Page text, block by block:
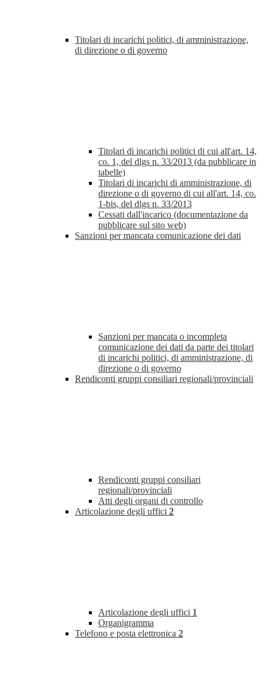
Titolari di incarichi politici, di amministrazione,
di direzione o di governo
Titolari di incarichi politici di cui all'art. 14,
co. 1, del dlgs n. 33/2013 (da pubblicare in
tabelle)
Titolari di incarichi di amministrazione, di
direzione o di governo di cui all'art. 14, co.
1-bis, del dlgs n. 33/2013
Cessati dall'incarico (documentazione da
pubblicare sul sito web)
Sanzioni per mancata comunicazione dei dati
Sanzioni per mancata o incompleta
comunicazione dei dati da parte dei titolari
di incarichi politici, di amministrazione, di
direzione o di governo
Rendiconti gruppi consiliari regionali/provinciali
Rendiconti gruppi consiliari
regionali/provinciali
Atti degli organi di controllo
Articolazione degli uffici 2
Articolazione degli uffici 1
Organigramma
Telefono e posta elettronica 2